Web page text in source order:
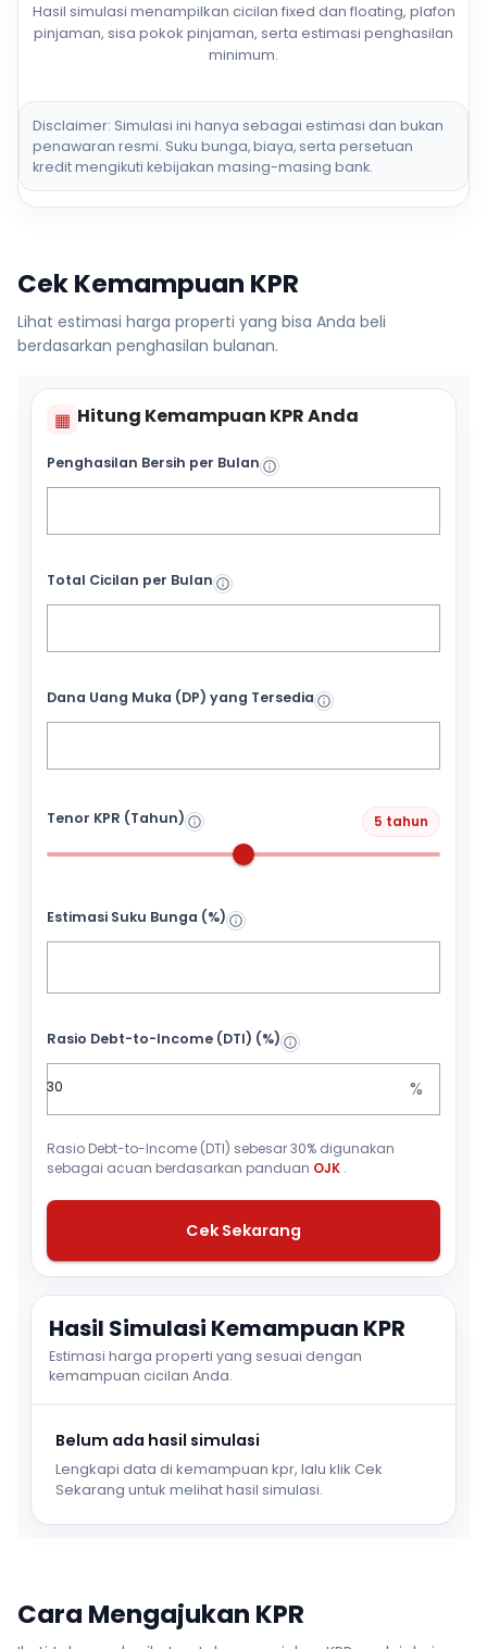
Hasil simulasi menampilkan cicilan fixed dan floating, plafon
pinjaman, sisa pokok pinjaman, serta estimasi penghasilan
minimum.
Disclaimer: Simulasi ini hanya sebagai estimasi dan bukan
penawaran resmi. Suku bunga, biaya, serta persetuan
kredit mengikuti kebijakan masing-masing bank.
Cek Kemampuan KPR
Lihat estimasi harga properti yang bisa Anda beli
berdasarkan penghasilan bulanan.
▦ Hitung Kemampuan KPR Anda
Penghasilan Bersih per Bulan
Total Cicilan per Bulan
Dana Uang Muka (DP) yang Tersedia
Tenor KPR (Tahun) 5 tahun
Estimasi Suku Bunga (%)
Rasio Debt-to-Income (DTI) (%)
%
Rasio Debt-to-Income (DTI) sebesar 30% digunakan
sebagai acuan berdasarkan panduan OJK .
Cek Sekarang
Hasil Simulasi Kemampuan KPR
Estimasi harga properti yang sesuai dengan
kemampuan cicilan Anda.
Belum ada hasil simulasi
Lengkapi data di kemampuan kpr, lalu klik Cek
Sekarang untuk melihat hasil simulasi.
Cara Mengajukan KPR